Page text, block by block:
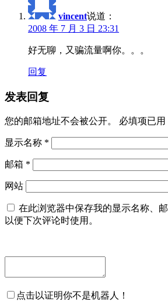
vincent说道：
2008 年 7 月 3 日 23:31
好无聊，又骗流量啊你。。。
回复
发表回复
您的邮箱地址不会被公开。 必填项已用
显示名称 *
邮箱 *
网站
在此浏览器中保存我的显示名称、
以便下次评论时使用。
点击以证明你不是机器人！